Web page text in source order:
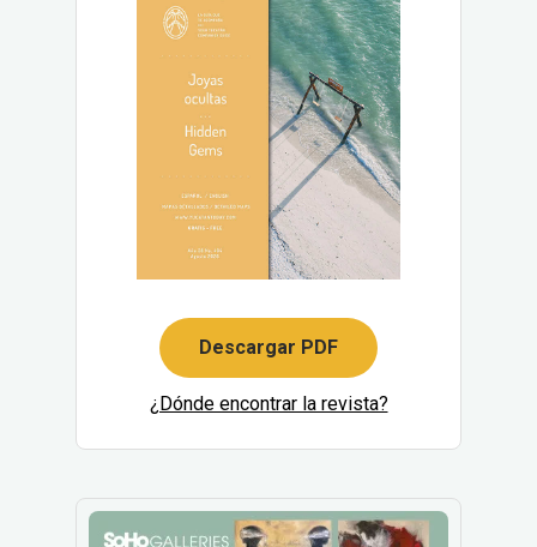
Descargar PDF
¿Dónde encontrar la revista?